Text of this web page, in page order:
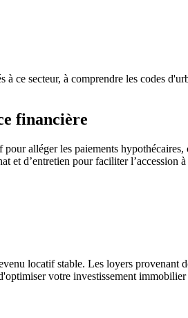
ce secteur, à comprendre les codes
financière
alléger les paiements
et d’entretien pour faciliter l’accession
locatif stable. Les loyers provenant
votre investissement immobilier